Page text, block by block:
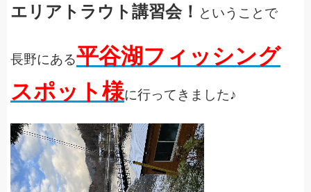
エリアトラウト講習会！ ということで
長野にある平谷湖フィッシング
スポット様に行ってきました♪